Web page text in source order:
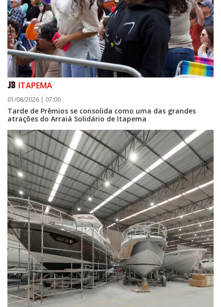
05/08/2026 | 07:00
Curta-metragem navegantino estreia no Cineteatro Carecão com debate
sobre direitos da mulher
ITAPEMA
01/08/2026 | 07:00
Tarde de Prêmios se consolida como uma das grandes
atrações do Arraiá Solidário de Itapema